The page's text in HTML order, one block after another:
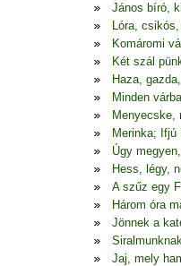
János bíró,
Lóra,
Komáromi
Két szál
Haza,
Minden
Menyecske,
Merinka; Ifjú
Úgy
Hess, légy,
A szűz egy
Három óra
Jönnek a
Jaj, mely